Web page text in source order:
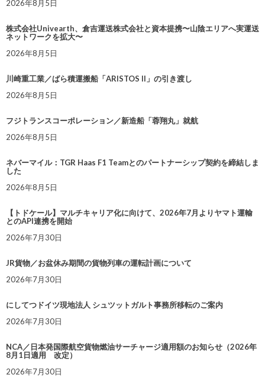
2026年8月5日
株式会社Univearth、倉吉運送株式会社と資本提携〜山陰エリアへ実運送
ネットワークを拡大〜
2026年8月5日
川崎重工業／ばら積運搬船「ARISTOS II」の引き渡し
2026年8月5日
フジトランスコーポレーション／新造船「蓉翔丸」就航
2026年8月5日
ネバーマイル：TGR Haas F1 Teamとのパートナーシップ契約を締結しま
した
2026年8月5日
【トドケール】マルチキャリア化に向けて、2026年7月よりヤマト運輸
とのAPI連携を開始
2026年7月30日
JR貨物／お盆休み期間の貨物列車の運転計画について
2026年7月30日
にしてつドイツ現地法人 シュツットガルト事務所移転のご案内
2026年7月30日
NCA／日本発国際航空貨物燃油サーチャージ適用額のお知らせ（2026年
8月1日適用 改定）
2026年7月30日